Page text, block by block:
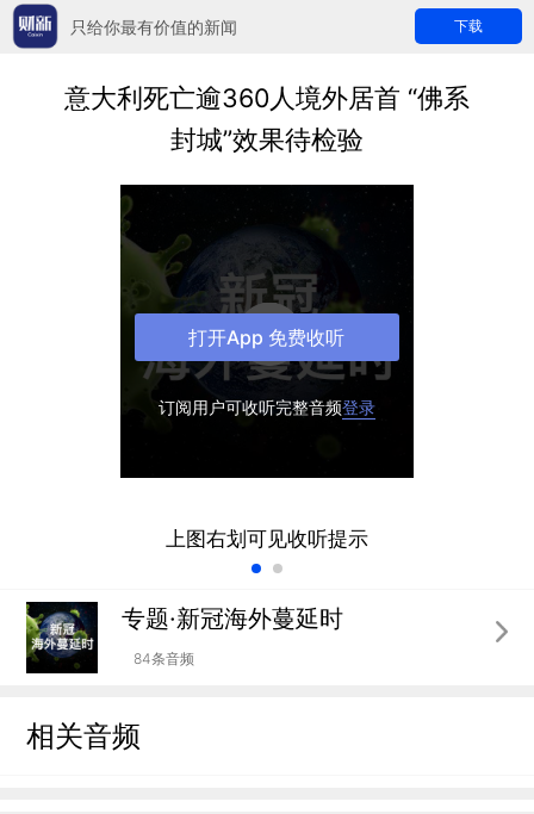
只给你最有价值的新闻 下载
意大利死亡逾360人境外居首 “佛系
封城”效果待检验
订阅用户可收听完整音频登录
打开App 免费收听
上图右划可见收听提示
专题·新冠海外蔓延时
84条音频
相关音频